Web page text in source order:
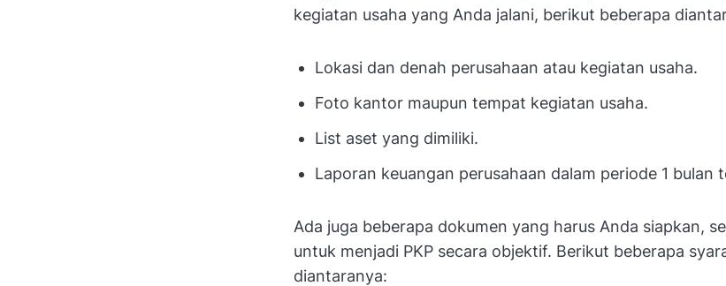
kegiatan usaha yang Anda jalani, berikut beberapa
Lokasi dan denah perusahaan atau kegiatan usaha.
Foto kantor maupun tempat kegiatan usaha.
List aset yang dimiliki.
Laporan keuangan perusahaan dalam periode 1 bulan
Ada juga beberapa dokumen yang harus Anda siapkan,
untuk menjadi PKP secara objektif. Berikut beberapa
diantaranya: